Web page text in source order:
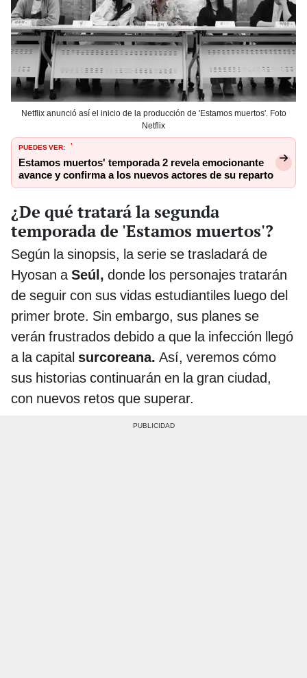
Netflix anunció así el inicio de la producción de 'Estamos muertos'. Foto
Netflix
PUEDES VER: '
Estamos muertos' temporada 2 revela emocionante
avance y confirma a los nuevos actores de su reparto
¿De qué tratará la segunda
temporada de 'Estamos muertos'?
Según la sinopsis, la serie se trasladará de
Hyosan aSeúl, donde los personajes tratarán
de seguir con sus vidas estudiantiles luego del
primer brote. Sin embargo, sus planes se
verán frustrados debido a que la infección llegó
a la capital surcoreana. Así, veremos cómo
sus historias continuarán en la gran ciudad,
con nuevos retos que superar.